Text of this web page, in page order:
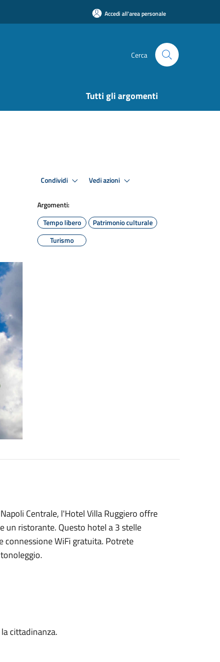
Accedi all'area personale
Cerca
Tutti gli argomenti
Condividi Vedi azioni
Argomenti:
Tempo libero
Patrimonio culturale
Turismo
Centrale, l'Hotel Villa Ruggiero offre
un ristorante. Questo hotel a 3 stelle
connessione WiFi gratuita. Potrete
cittadinanza.